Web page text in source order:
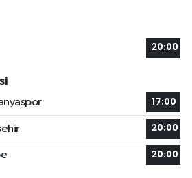
20:00
17:00
20:00
20:00